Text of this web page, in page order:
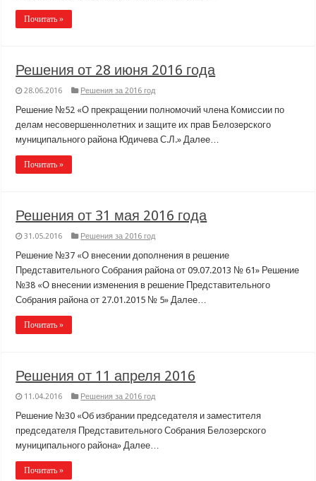
Почитать »
Решения от 28 июня 2016 года
28.06.2016 Решения за 2016 год
Решение №52 «О прекращении полномочий члена Комиссии по
делам несовершеннолетних и защите их прав Белозерского
муниципального района Юдичева С.Л.» Далее…
Почитать »
Решения от 31 мая 2016 года
31.05.2016 Решения за 2016 год
Решение №37 «О внесении дополнения в решение
Представительного Собрания района от 09.07.2013 № 61» Решение
№38 «О внесении изменения в решение Представительного
Собрания района от 27.01.2015 № 5» Далее…
Почитать »
Решения от 11 апреля 2016
11.04.2016 Решения за 2016 год
Решение №30 «Об избрании председателя и заместителя
председателя Представительного Собрания Белозерского
муниципального района» Далее…
Почитать »